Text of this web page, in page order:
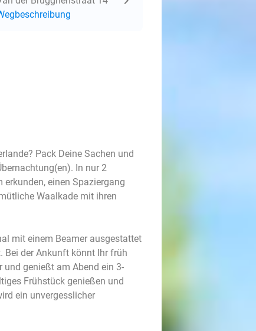
Pack Deine Sachen und
In nur 2
einen Spaziergang
Waalkade mit ihren
mit einem Beamer ausgestattet
Bei der Ankunft könnt Ihr früh
und genießt am Abend ein 3-
Frühstück genießen und
ein unvergesslicher